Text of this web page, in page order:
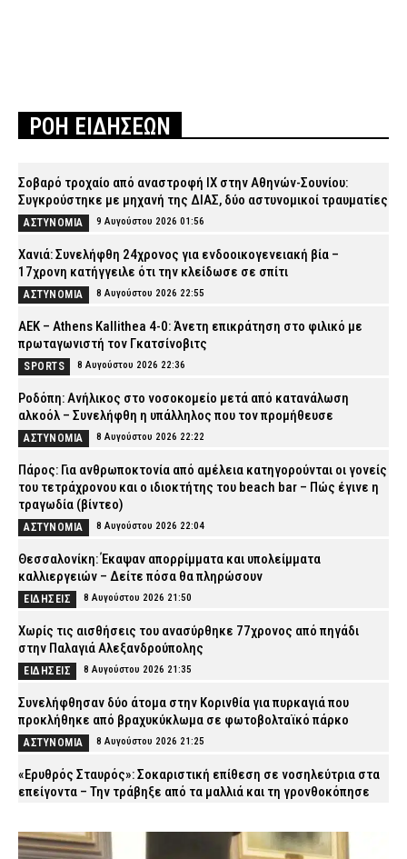
ΡΟΗ ΕΙΔΗΣΕΩΝ
Σοβαρό τροχαίο από αναστροφή ΙΧ στην Αθηνών-Σουνίου:
Συγκρούστηκε με μηχανή της ΔΙΑΣ, δύο αστυνομικοί τραυματίες
ΑΣΤΥΝΟΜΙΑ 9 Αυγούστου 2026 01:56
Χανιά: Συνελήφθη 24χρονος για ενδοοικογενειακή βία –
17χρονη κατήγγειλε ότι την κλείδωσε σε σπίτι
ΑΣΤΥΝΟΜΙΑ 8 Αυγούστου 2026 22:55
ΑΕΚ – Athens Kallithea 4-0: Άνετη επικράτηση στο φιλικό με
πρωταγωνιστή τον Γκατσίνοβιτς
SPORTS 8 Αυγούστου 2026 22:36
Ροδόπη: Ανήλικος στο νοσοκομείο μετά από κατανάλωση
αλκοόλ – Συνελήφθη η υπάλληλος που τον προμήθευσε
ΑΣΤΥΝΟΜΙΑ 8 Αυγούστου 2026 22:22
Πάρος: Για ανθρωποκτονία από αμέλεια κατηγορούνται οι γονείς
του τετράχρονου και ο ιδιοκτήτης του beach bar – Πώς έγινε η
τραγωδία (βίντεο)
ΑΣΤΥΝΟΜΙΑ 8 Αυγούστου 2026 22:04
Θεσσαλονίκη: Έκαψαν απορρίμματα και υπολείμματα
καλλιεργειών – Δείτε πόσα θα πληρώσουν
ΕΙΔΗΣΕΙΣ 8 Αυγούστου 2026 21:50
Χωρίς τις αισθήσεις του ανασύρθηκε 77χρονος από πηγάδι
στην Παλαγιά Αλεξανδρούπολης
ΕΙΔΗΣΕΙΣ 8 Αυγούστου 2026 21:35
Συνελήφθησαν δύο άτομα στην Κορινθία για πυρκαγιά που
προκλήθηκε από βραχυκύκλωμα σε φωτοβολταϊκό πάρκο
ΑΣΤΥΝΟΜΙΑ 8 Αυγούστου 2026 21:25
«Ερυθρός Σταυρός»: Σοκαριστική επίθεση σε νοσηλεύτρια στα
επείγοντα – Την τράβηξε από τα μαλλιά και τη γρονθοκόπησε
Προήχθη σε Αστυνόμο Α΄ ο π. Αλέξιος Κουρτέσης,